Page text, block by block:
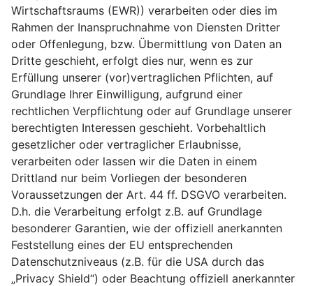
Wirtschaftsraums (EWR)) verarbeiten oder dies im
Rahmen der Inanspruchnahme von Diensten Dritter
oder Offenlegung, bzw. Übermittlung von Daten an
Dritte geschieht, erfolgt dies nur, wenn es zur
Erfüllung unserer (vor)vertraglichen Pflichten, auf
Grundlage Ihrer Einwilligung, aufgrund einer
rechtlichen Verpflichtung oder auf Grundlage unserer
berechtigten Interessen geschieht. Vorbehaltlich
gesetzlicher oder vertraglicher Erlaubnisse,
verarbeiten oder lassen wir die Daten in einem
Drittland nur beim Vorliegen der besonderen
Voraussetzungen der Art. 44 ff. DSGVO verarbeiten.
D.h. die Verarbeitung erfolgt z.B. auf Grundlage
besonderer Garantien, wie der offiziell anerkannten
Feststellung eines der EU entsprechenden
Datenschutzniveaus (z.B. für die USA durch das
„Privacy Shield“) oder Beachtung offiziell anerkannter